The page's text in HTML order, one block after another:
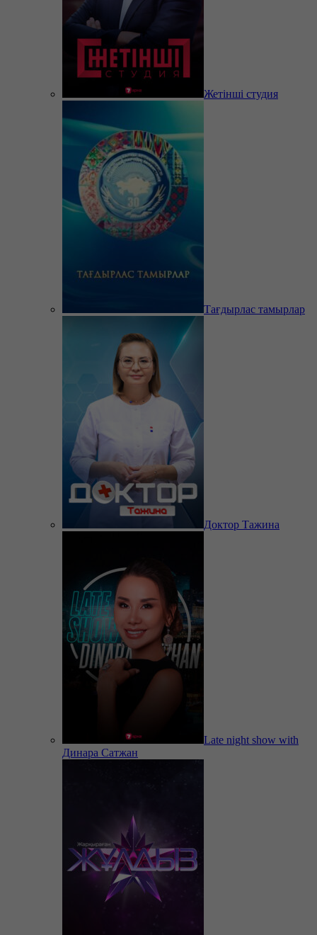
Жетінші студия
Тағдырлас тамырлар
Доктор Тажина
Late night show with
Динара Сатжан